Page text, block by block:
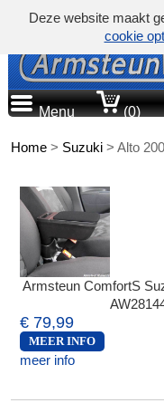
Menu (0)
Home > Suzuki >Alto
Armsteun ComfortS
€ 79,99
MEER INFO
meer info
Deze website maakt
cookie